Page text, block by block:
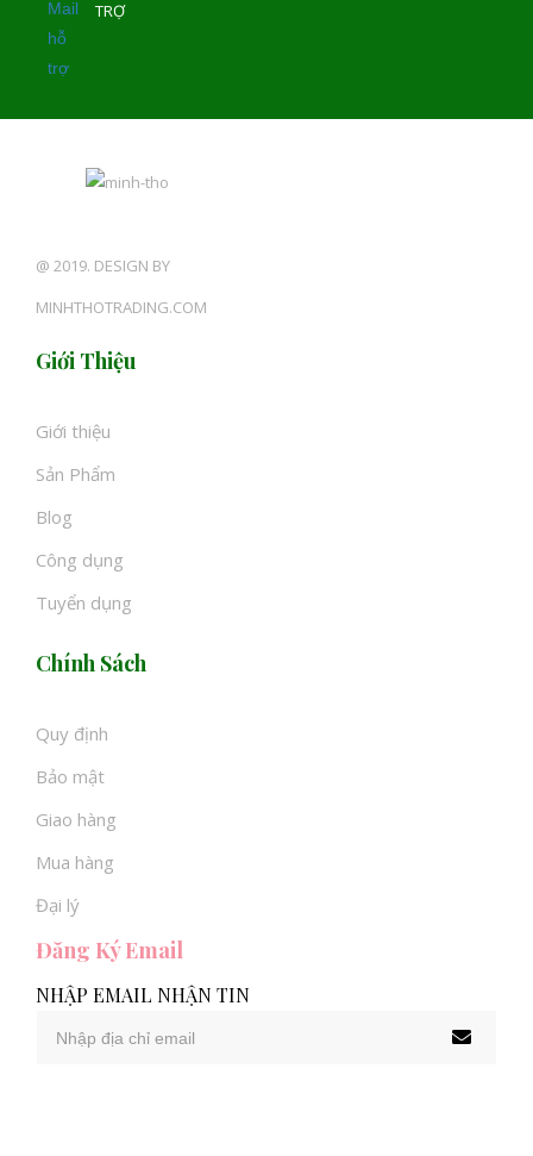
TRỢ
@ 2019. DESIGN BY
MINHTHOTRADING.COM
Giới Thiệu
Giới thiệu
Sản Phẩm
Blog
Công dụng
Tuyển dụng
Chính Sách
Quy định
Bảo mật
Giao hàng
Mua hàng
Đại lý
Đăng Ký Email
NHẬP EMAIL NHẬN TIN